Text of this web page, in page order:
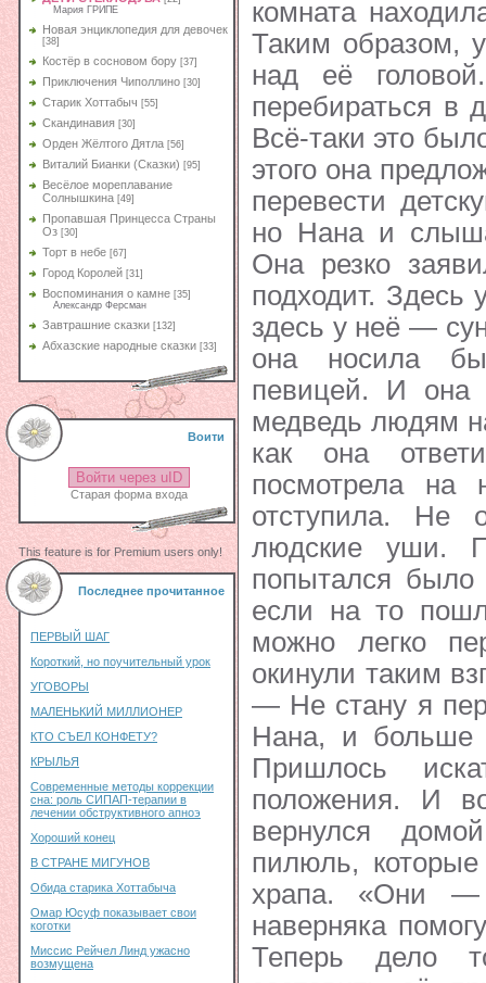
Мария ГРИПЕ
Новая энциклопедия для девочек
[38]
Костёр в сосновом бору [37]
Приключения Чиполлино [30]
Старик Хоттабыч [55]
Скандинавия [30]
Орден Жёлтого Дятла [56]
Виталий Бианки (Сказки) [95]
Весёлое мореплавание
Солнышкина [49]
Пропавшая Принцесса Страны
Оз [30]
Торт в небе [67]
Город Королей [31]
Воспоминания о камне [35]
Александр Ферсман
Завтрашние сказки [132]
Абхазские народные сказки [33]
Воити
Войти через uID
Старая форма входа
This feature is for Premium users only!
Последнее прочитанное
ПЕРВЫЙ ШАГ
Короткий, но поучительный урок
УГОВОРЫ
МАЛЕНЬКИЙ МИЛЛИОНЕР
КТО СЪЕЛ КОНФЕТУ?
КРЫЛЬЯ
Современные методы коррекции
сна: роль СИПАП-терапии в
лечении обструктивного апноэ
Хороший конец
В СТРАНЕ МИГУНОВ
Обида старика Хоттабыча
Омар Юсуф показывает свои
коготки
Миссис Рейчел Линд ужасно
возмущена
комната
Таким образом,
над её
перебираться в
Всё-таки это
этого она
перевести
но Нана и
Она резко
подходит. Здесь
здесь у неё —
она носила
певицей. И
медведь людям
как она
посмотрела на
отступила. Не
людские уши.
попытался было
если на то
можно легко
окинули таким
— Не стану я
Нана, и больше
Пришлось
положения. И
вернулся
пилюль,
храпа. «Они —
наверняка
Теперь дело